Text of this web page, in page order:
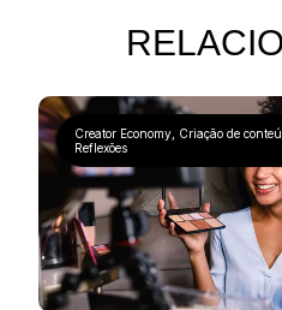
Creator Economy Criação de
Reflexões